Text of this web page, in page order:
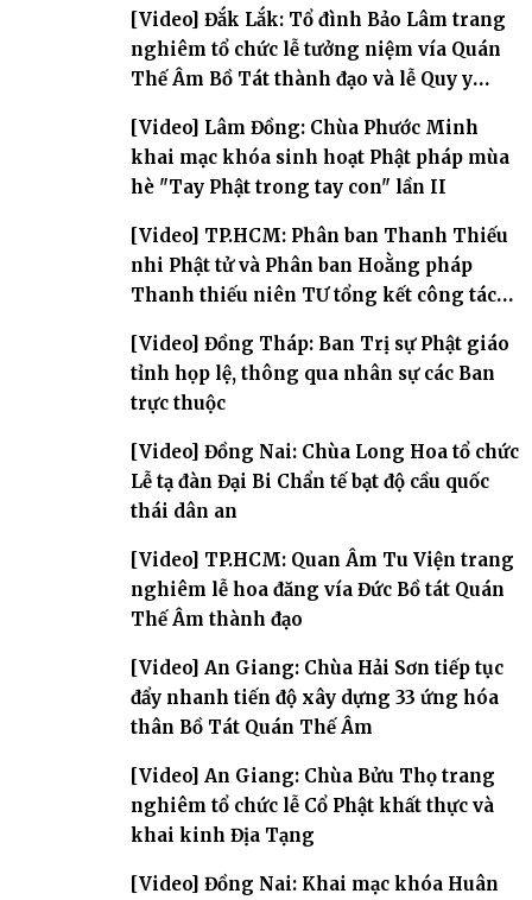
[Video] Đắk Lắk: Tổ đình Bảo Lâm trang
nghiêm tổ chức lễ tưởng niệm vía Quán
Thế Âm Bồ Tát thành đạo và lễ Quy y
[Video] Lâm Đồng: Chùa Phước Minh
khai mạc khóa sinh hoạt Phật pháp mùa
hè "Tay Phật trong tay con" lần II
[Video] TP.HCM: Phân ban Thanh Thiếu
nhi Phật tử và Phân ban Hoằng pháp
Thanh thiếu niên TƯ tổng kết công tác
[Video] Đồng Tháp: Ban Trị sự Phật giáo
tỉnh họp lệ, thông qua nhân sự các Ban
trực thuộc
[Video] Đồng Nai: Chùa Long Hoa tổ chức
Lễ tạ đàn Đại Bi Chẩn tế bạt độ cầu quốc
thái dân an
[Video] TP.HCM: Quan Âm Tu Viện trang
nghiêm lễ hoa đăng vía Đức Bồ tát Quán
Thế Âm thành đạo
[Video] An Giang: Chùa Hải Sơn tiếp tục
đẩy nhanh tiến độ xây dựng 33 ứng hóa
thân Bồ Tát Quán Thế Âm
[Video] An Giang: Chùa Bửu Thọ trang
nghiêm tổ chức lễ Cổ Phật khất thực và
khai kinh Địa Tạng
[Video] Đồng Nai: Khai mạc khóa Huân